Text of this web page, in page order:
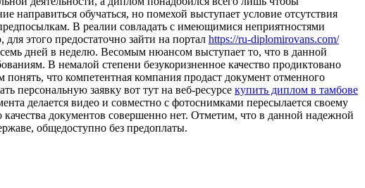
обучаться, но помехой выступает условие отсутствия
В реалии совладать с имеющимися неприятностями
этого предостаточно зайти на портал https://ru-diplomirovans.com/
дней в неделю. Весомым нюансом выступает то, что в данной
В немалой степени безукоризненное качество продиктовано
что компетентная компания продаст документ отменного
персональную заявку вот тут на веб-ресурсе купить диплом в тамбове
делается видео и совместно с фотоснимками пересылается своему
качества документов совершенно нет. Отметим, что в данной надежной
общедоступно без предоплаты.